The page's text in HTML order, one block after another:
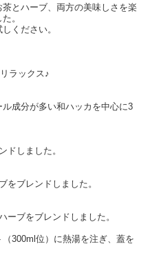
とハーブ、両方の美味しさを楽
。
ください。
ラックス♪
成分が多い和ハッカを中心に3
ドしました。
をブレンドしました。
ーブをブレンドしました。
300ml位）に熱湯を注ぎ、蓋を